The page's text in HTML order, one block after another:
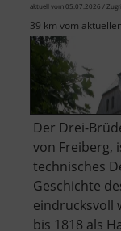
aktuell vom 05.07.2026 /
39 km vom
Der Drei-
von Freiberg,
technisches
Geschichte
eindrucksvoll
bis 1818 als